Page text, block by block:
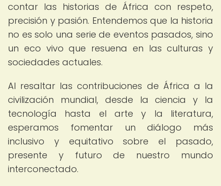
contar las historias de África con respeto,
precisión y pasión. Entendemos que la historia
no es solo una serie de eventos pasados, sino
un eco vivo que resuena en las culturas y
sociedades actuales.
Al resaltar las contribuciones de África a la
civilización mundial, desde la ciencia y la
tecnología hasta el arte y la literatura,
esperamos fomentar un diálogo más
inclusivo y equitativo sobre el pasado,
presente y futuro de nuestro mundo
interconectado.